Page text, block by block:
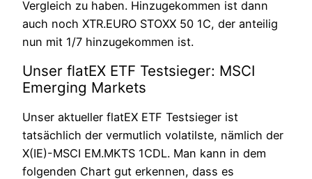
Vergleich zu haben. Hinzugekommen ist dann
auch noch XTR.EURO STOXX 50 1C, der anteilig
nun mit 1/7 hinzugekommen ist.
Unser flatEX ETF Testsieger: MSCI
Emerging Markets
Unser aktueller flatEX ETF Testsieger ist
tatsächlich der vermutlich volatilste, nämlich der
X(IE)-MSCI EM.MKTS 1CDL. Man kann in dem
folgenden Chart gut erkennen, dass es